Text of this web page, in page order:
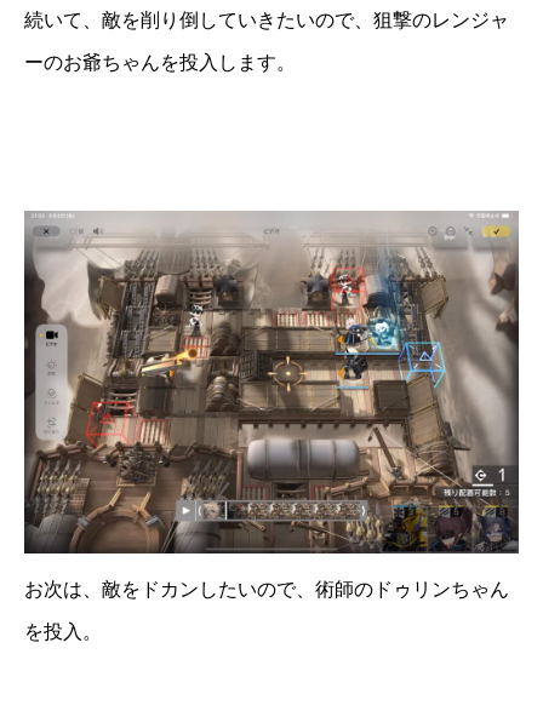
続いて、敵を削り倒していきたいので、狙撃のレンジャ
ーのお爺ちゃんを投入します。
お次は、敵をドカンしたいので、術師のドゥリンちゃん
を投入。